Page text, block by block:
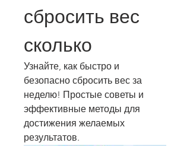
сбросить вес
сколько
Узнайте, как быстро и
безопасно сбросить вес за
неделю! Простые советы и
эффективные методы для
достижения желаемых
результатов.